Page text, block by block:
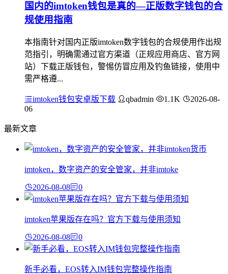
国内的imtoken钱包是真的—正版数字钱包的合
规使用指南
本指南针对国内正版imtoken数字钱包的合规使用作出规
范指引，明确需通过官方渠道（正规应用商店、官方网
站）下载正版钱包，警惕仿冒应用及钓鱼链接，使用中
需严格遵...
imtoken钱包安卓版下载 qbadmin 1.1K
2026-08-
06
最新文章
imtoken，数字资产的安全管家，并非imtoke
2026-08-08 0
imtoken苹果版存在吗？官方下载与使用须知
2026-08-08 0
新手必看，EOS转入IM钱包完整操作指南